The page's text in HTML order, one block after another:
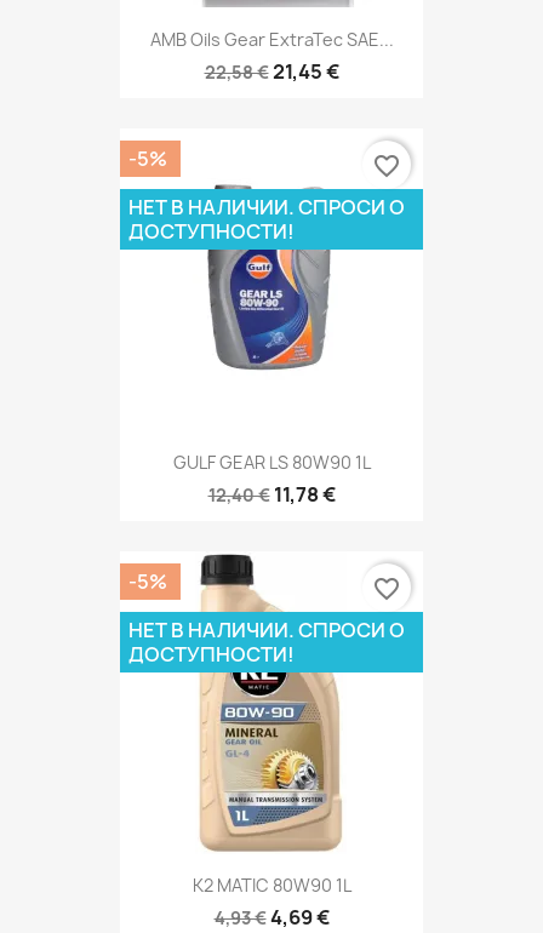
AMB Oils Gear ExtraTec SAE...
22,58 €21,45 €
GULF GEAR LS 80W90 1L
12,40 € 11,78 €
-5%
НЕТ В НАЛИЧИИ. СПРОСИ О
ДОСТУПНОСТИ!
favorite_border
K2 MATIC 80W90 1L
4,93 €4,69 €
-5%
НЕТ В НАЛИЧИИ. СПРОСИ О
ДОСТУПНОСТИ!
favorite_border